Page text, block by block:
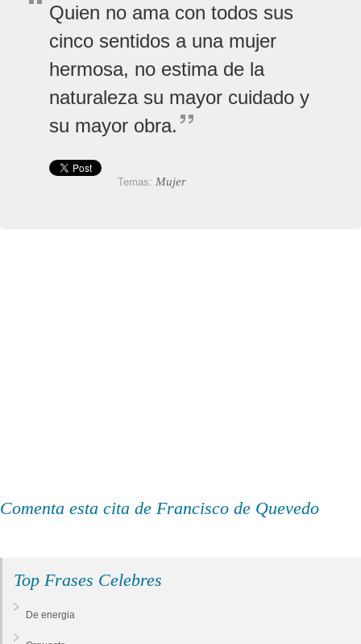
Quien no ama con todos sus
cinco sentidos a una mujer
hermosa, no estima de la
naturaleza su mayor cuidado y
su mayor obra.
Temas: Mujer
Comenta esta cita de Francisco de Quevedo
Top Frases Celebres
De energia